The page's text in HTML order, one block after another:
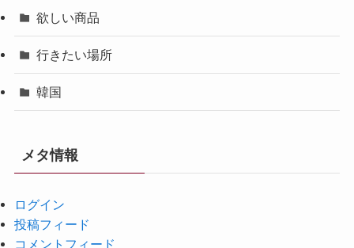
欲しい商品
行きたい場所
韓国
メタ情報
ログイン
投稿フィード
コメントフィード